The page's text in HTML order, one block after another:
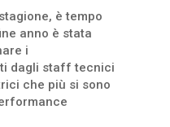
è tempo
anno è stata
i
dagli staff tecnici
che più si sono